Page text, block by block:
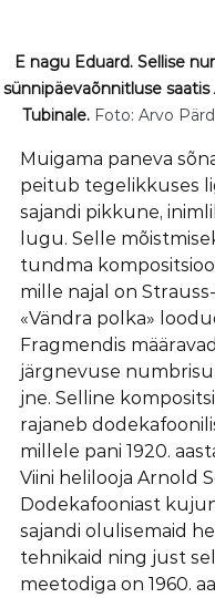
E nagu Eduard. Sellise
sünnipäevaõnnitluse
Tubinale. Foto: Arvo
Muigama paneva
peitub tegelikkuses
sajandi pikkune,
lugu. Selle
tundma
mille najal on
«Vändra polka»
Fragmendis
järgnevuse
jne. Selline
rajaneb
millele pani 1920.
Viini helilooja Arnold
Dodekafooniast
sajandi olulisemaid
tehnikaid ning just
meetodiga on 1960.